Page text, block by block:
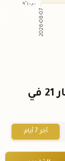
٩٬١٠٠٫٠٠
2026-08-07
سعر ربع الجنيه الذهب عيار 21 في
آخر 7 أيام